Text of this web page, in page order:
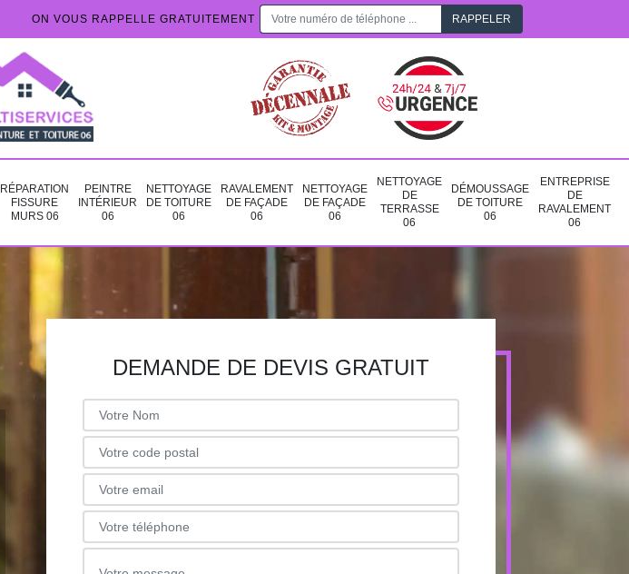
ON VOUS RAPPELLE GRATUITEMENT
RÉPARATION
FISSURE
MURS 06
PEINTRE
INTÉRIEUR
06
NETTOYAGE
DE TOITURE
06
RAVALEMENT
DE FAÇADE
06
NETTOYAGE
DE FAÇADE
06
NETTOYAGE
DE
TERRASSE
06
DÉMOUSSAGE
DE TOITURE
06
ENTREPRISE
DE
RAVALEMENT
06
DEMANDE DE DEVIS GRATUIT